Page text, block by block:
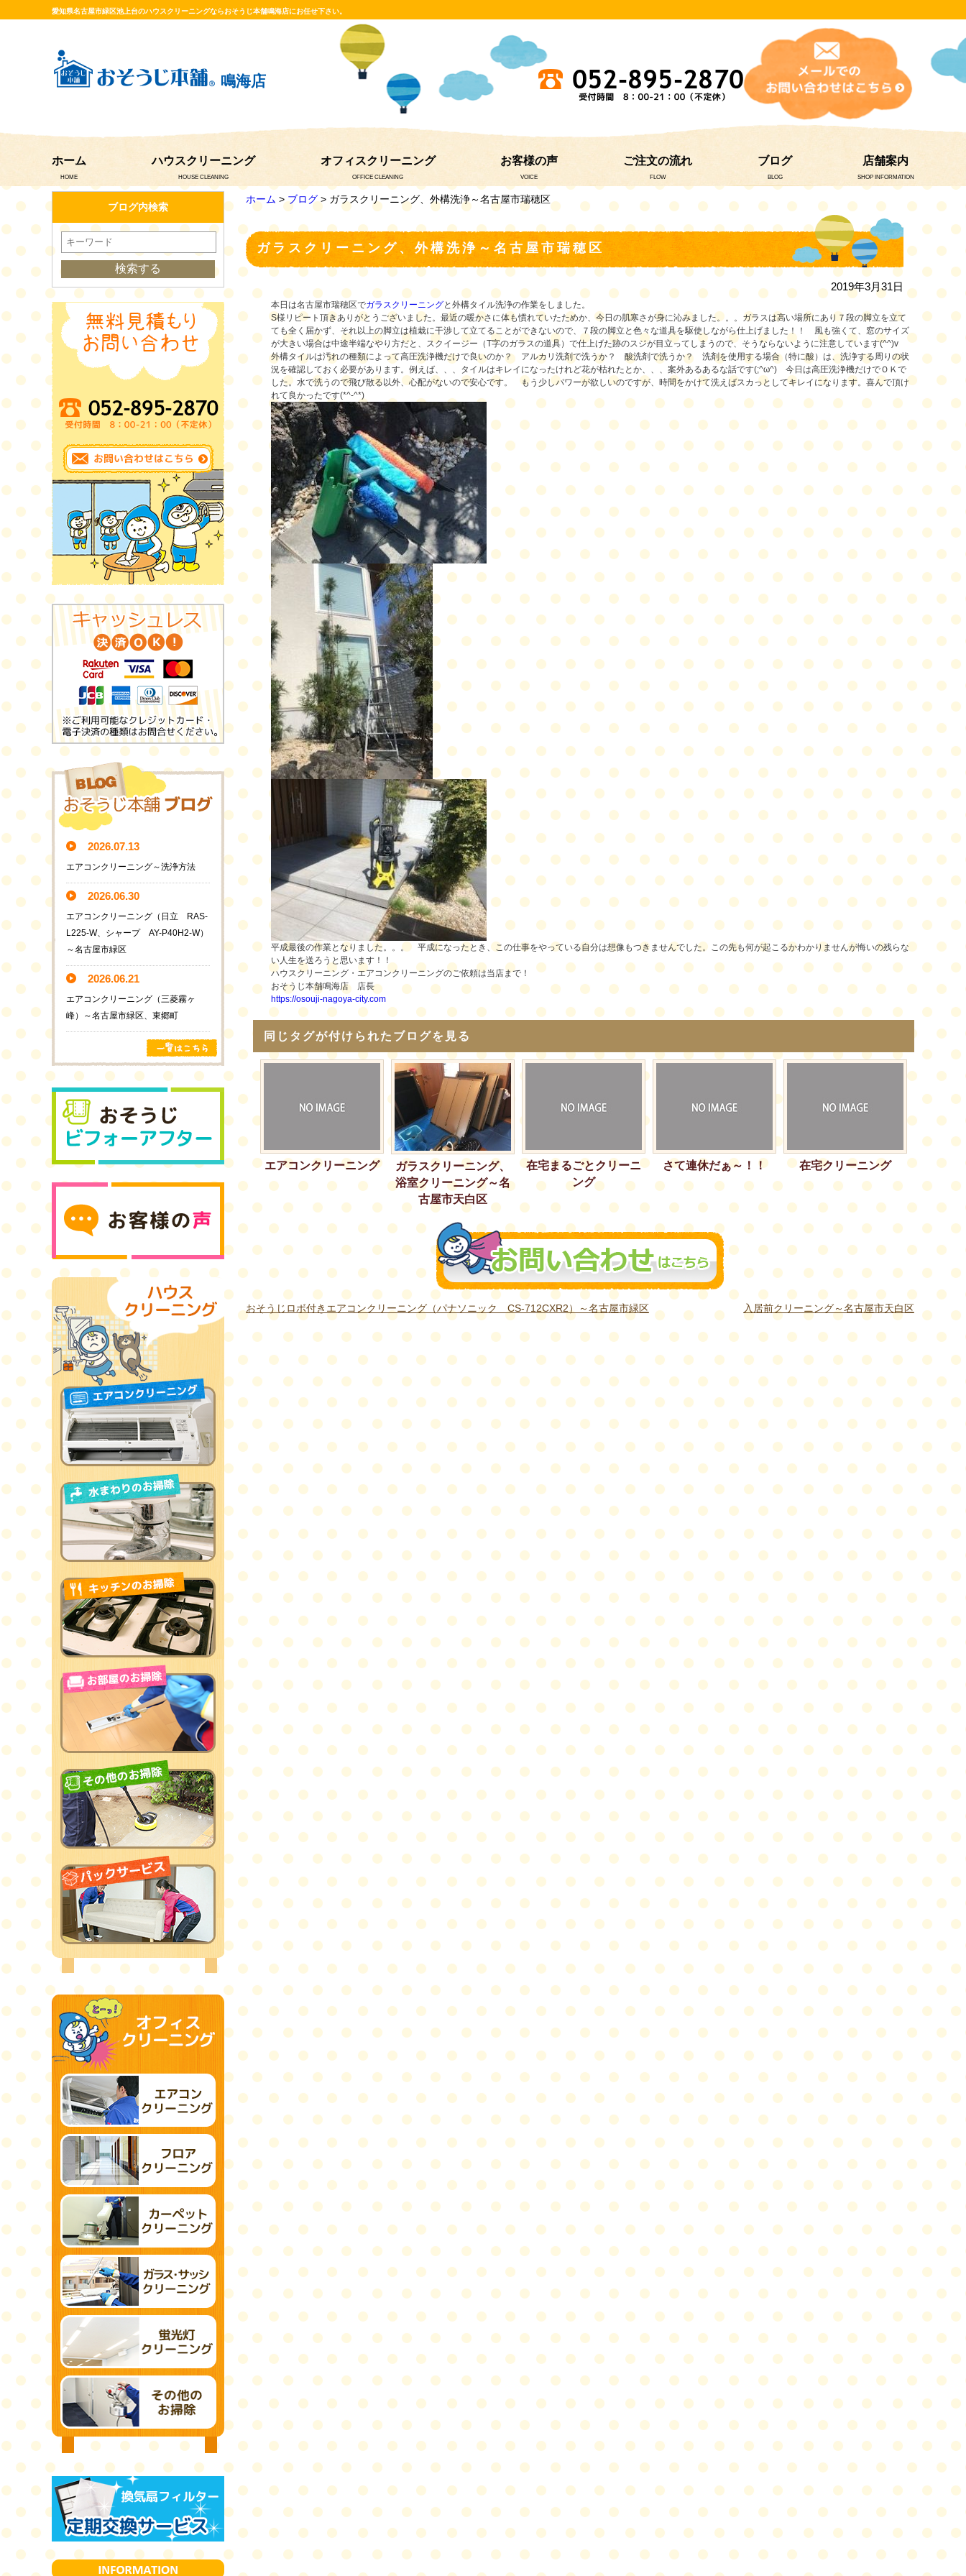
愛知県名古屋市緑区池上台のハウスクリーニングならおそうじ本舗鳴海店にお任せ下さい。
鳴海店
ホーム
HOME
ハウスクリーニング
HOUSE CLEANING
オフィスクリーニング
OFFICE CLEANING
お客様の声
VOICE
ご注文の流れ
FLOW
ブログ
BLOG
店舗案内
SHOP INFORMATION
ホーム >ブログ> ガラスクリーニング、外構洗浄～名古屋市瑞穂区
ガラスクリーニング、外構洗浄～名古屋市瑞穂区
2019年3月31日
本日は名古屋市瑞穂区でガラスクリーニングと 外構タイル洗浄の作業をしました。
S様リピート頂きありがとうございました。最近の暖かさに体も慣れていたためか、今日の肌寒さが身に沁みました。。。ガラスは高い場所にあり７段の脚立を立て
ても全く届かず、それ以上の脚立は植栽に干渉して立てることができないので、
７段の脚立と色々な道具を駆使しながら仕上げました！！
風も強くて、窓のサイズ
が大きい場合は中途半端なやり方だと、スクイージー（T字のガラスの道具）で仕上げた跡のスジが目立ってしまうので、そうならないように注意しています(^^)v
外構タイルは汚れの種類によって高圧洗浄機だけで良いのか？ アルカリ洗剤で洗うか？ 酸洗剤で洗うか？ 洗剤を使用する場合（特に酸）は、洗浄する周りの状
況を確認しておく必要があります。例えば、、、タイルはキレイになったけれど花が枯れたとか、、、案外あるあるな話です(;^ω^) 今日は高圧洗浄機だけでＯＫで
した。 水で洗うので飛び散る以外、心配がないので安心です。 もう少しパワーが欲しいのですが、時間をかけて洗えばスカっとしてキレイになります。喜んで頂け
れて良かったです(*^-^*)
平成最後の作業となりました。。。 平成になったとき、この仕事をやっている自分は想像もつきませんでした。この先も何が起こるかわかりませんが悔いの残らな
い人生を送ろうと思います！！
ハウスクリーニング・エアコンクリーニングのご依頼は当店まで！
おそうじ本舗鳴海店 店長
https://osouji-nagoya-city.com
同じタグが付けられたブログを見る
エアコンクリーニング
ガラスクリーニング、
浴室クリーニング～名
古屋市天白区
在宅まるごとクリーニ
ング
さて連休だぁ～！！ 在宅クリーニング
おそうじロボ付きエアコンクリーニング（パナソニック CS-712CXR2）～名古屋市緑区 入居前クリーニング～名古屋市天白区
ブログ内検索
2026.07.13
エアコンクリーニング～洗浄方法
2026.06.30
エアコンクリーニング（日立 RAS-
L225-W、シャープ AY-P40H2-W）
～名古屋市緑区
2026.06.21
エアコンクリーニング（三菱霧ヶ
峰）～名古屋市緑区、東郷町